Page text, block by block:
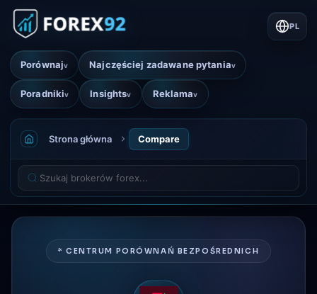
Porównajv Najczęściej zadawane pytaniav
Poradnikiv Insightsv Reklamav
PL
Strona główna Compare
* CENTRUM PORÓWNAŃ BEZPOŚREDNICH